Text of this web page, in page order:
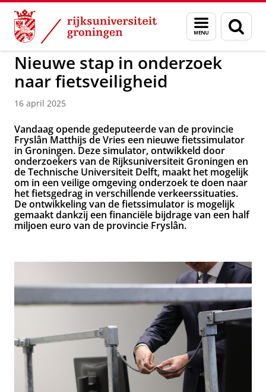
Skip
Content
Skip
Navigation
Menu
en
zoeken
GMW
Nieuwe stap in onderzoek
naar fietsveiligheid
16 april 2025
Vandaag opende gedeputeerde van de provincie
Fryslân Matthijs de Vries een nieuwe fietssimulator
in Groningen. Deze simulator, ontwikkeld door
onderzoekers van de Rijksuniversiteit Groningen en
de Technische Universiteit Delft, maakt het mogelijk
om in een veilige omgeving onderzoek te doen naar
het fietsgedrag in verschillende verkeerssituaties.
De ontwikkeling van de fietssimulator is mogelijk
gemaakt dankzij een financiële bijdrage van een half
miljoen euro van de provincie Fryslân.